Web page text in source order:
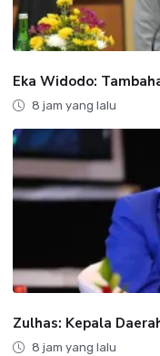
Eka Widodo:
8 jam yang lalu
Zulhas: Kepala
8 jam yang lalu